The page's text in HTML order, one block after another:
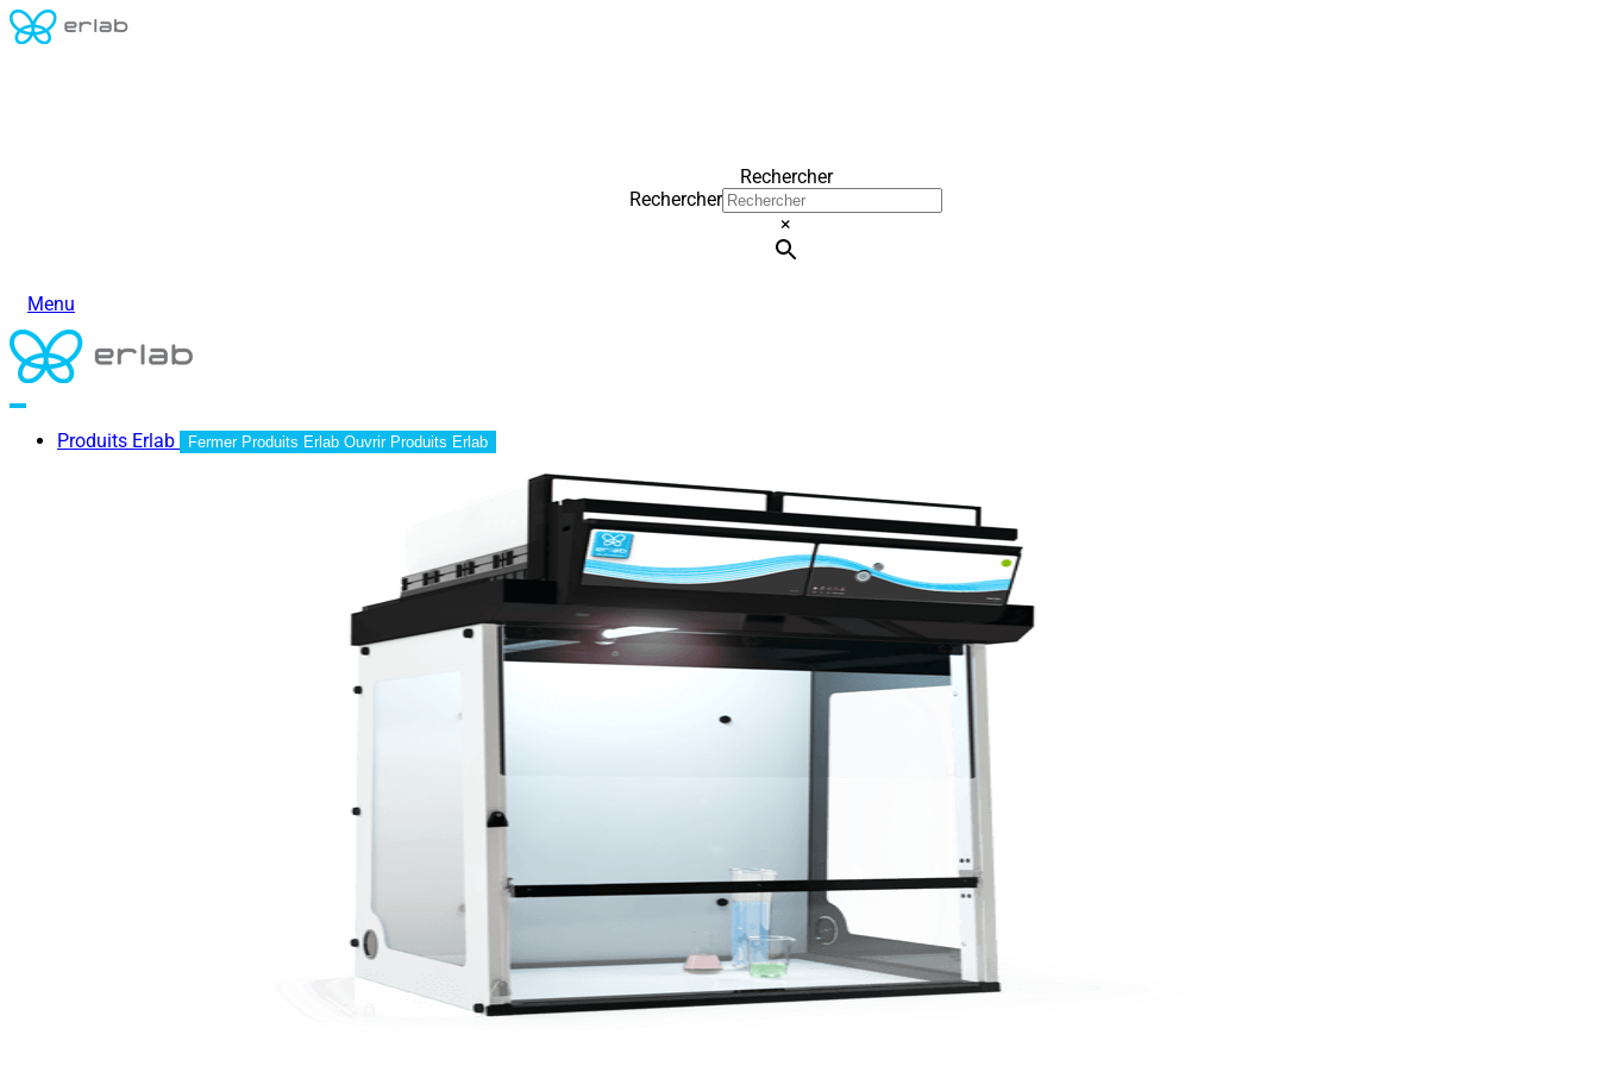
Rechercher
Rechercher
×
Menu
Produits Erlab Fermer Produits Erlab Ouvrir Produits Erlab